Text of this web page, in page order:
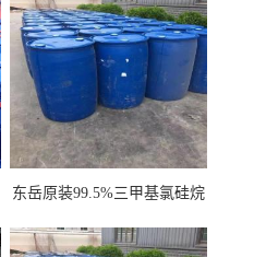
东岳原装99.5%三甲基氯硅烷